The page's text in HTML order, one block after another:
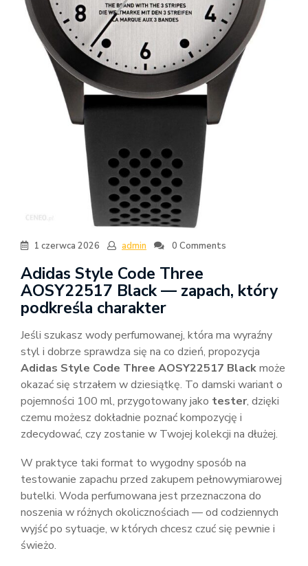
1 czerwca 2026 admin 0 Comments
Adidas Style Code Three
AOSY22517 Black — zapach, który
podkreśla charakter
Jeśli szukasz wody perfumowanej, która ma wyraźny
styl i dobrze sprawdza się na co dzień, propozycja
Adidas Style Code Three AOSY22517 Blackmoże
okazać się strzałem w dziesiątkę. To damski wariant o
pojemności 100 ml, przygotowany jako tester, dzięki
czemu możesz dokładnie poznać kompozycję i
zdecydować, czy zostanie w Twojej kolekcji na dłużej.
W praktyce taki format to wygodny sposób na
testowanie zapachu przed zakupem pełnowymiarowej
butelki. Woda perfumowana jest przeznaczona do
noszenia w różnych okolicznościach — od codziennych
wyjść po sytuacje, w których chcesz czuć się pewnie i
świeżo.